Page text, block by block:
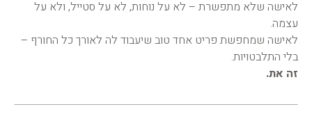
לאישה שלא מתפשרת – לא על נוחות, לא על סטייל, ולא על
עצמה.
לאישה שמחפשת פריט אחד טוב שיעבוד לה לאורך כל החורף –
בלי התלבטויות.
זה את.